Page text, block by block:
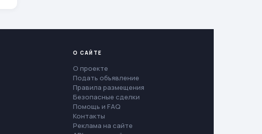
О САЙТЕ
О проекте
Подать объявление
Правила размещения
Безопасные сделки
Помощь и FAQ
Контакты
Реклама на сайте